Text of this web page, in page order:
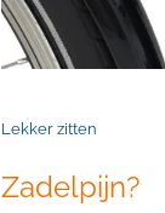
Lekker zitten
Zadelpijn?